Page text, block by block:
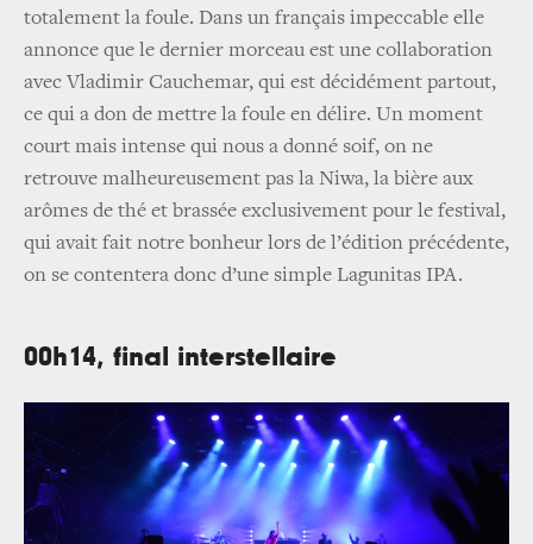
totalement la foule. Dans un français impeccable elle
annonce que le dernier morceau est une collaboration
avec Vladimir Cauchemar, qui est décidément partout,
ce qui a don de mettre la foule en délire. Un moment
court mais intense qui nous a donné soif, on ne
retrouve malheureusement pas la Niwa, la bière aux
arômes de thé et brassée exclusivement pour le festival,
qui avait fait notre bonheur lors de l’édition précédente,
on se contentera donc d’une simple Lagunitas IPA.
00h14, final interstellaire